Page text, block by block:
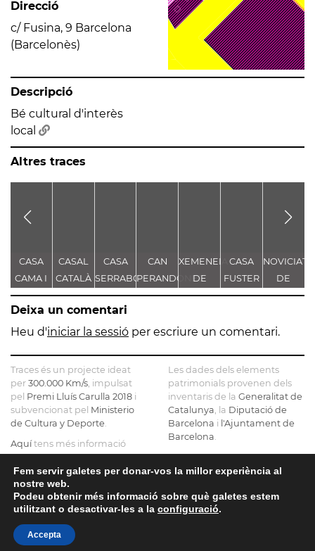
Direcció
c/ Fusina, 9 Barcelona
(Barcelonès)
Descripció
Bé cultural d'interès
local
Altres traces
CASA
CAMA I
ESCURRA
CASAL
CATALÀ
CASA
SERRABOU
CAN
PERANDONES
- CASA
FARJAS
XEMENEIA
DE
L'ANTIGA
C.E.L.O.
CASA
FUSTER
NOVICIAT
DE
NOSTRA
DE LA
Deixa un comentari
Heu d'iniciar la sessió per escriure un comentari.
Traces és un projecte ideat
per 300.000 Km/s , impulsat
pel Premi Lluís Carulla 2018 i
subvencionat pel Ministerio
de Cultura y Deporte
Aquítens més informació
sobre el projecte
Si ens vols contactar pots fer-
ho a info@tracesmap.org
Les dades dels elements
patrimonials provenen dels
inventaris de la Generalitat de
Catalunya , la Diputació de
Barcelona i l'Ajuntament de
Barcelona
El mapa base ha estat
realitzat amb dades de la
, l'Institut Cartogràfic i
Geològic de Catalunya
Fem servir galetes per donar-vos la millor experiència al
nostre web.
Podeu obtenir més informació sobre què galetes estem
utilitzant o desactivar-les a la configuració.
Accepta